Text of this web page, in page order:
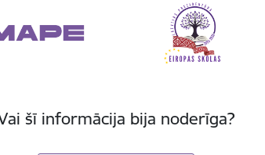
šī informācija bija noderīga?